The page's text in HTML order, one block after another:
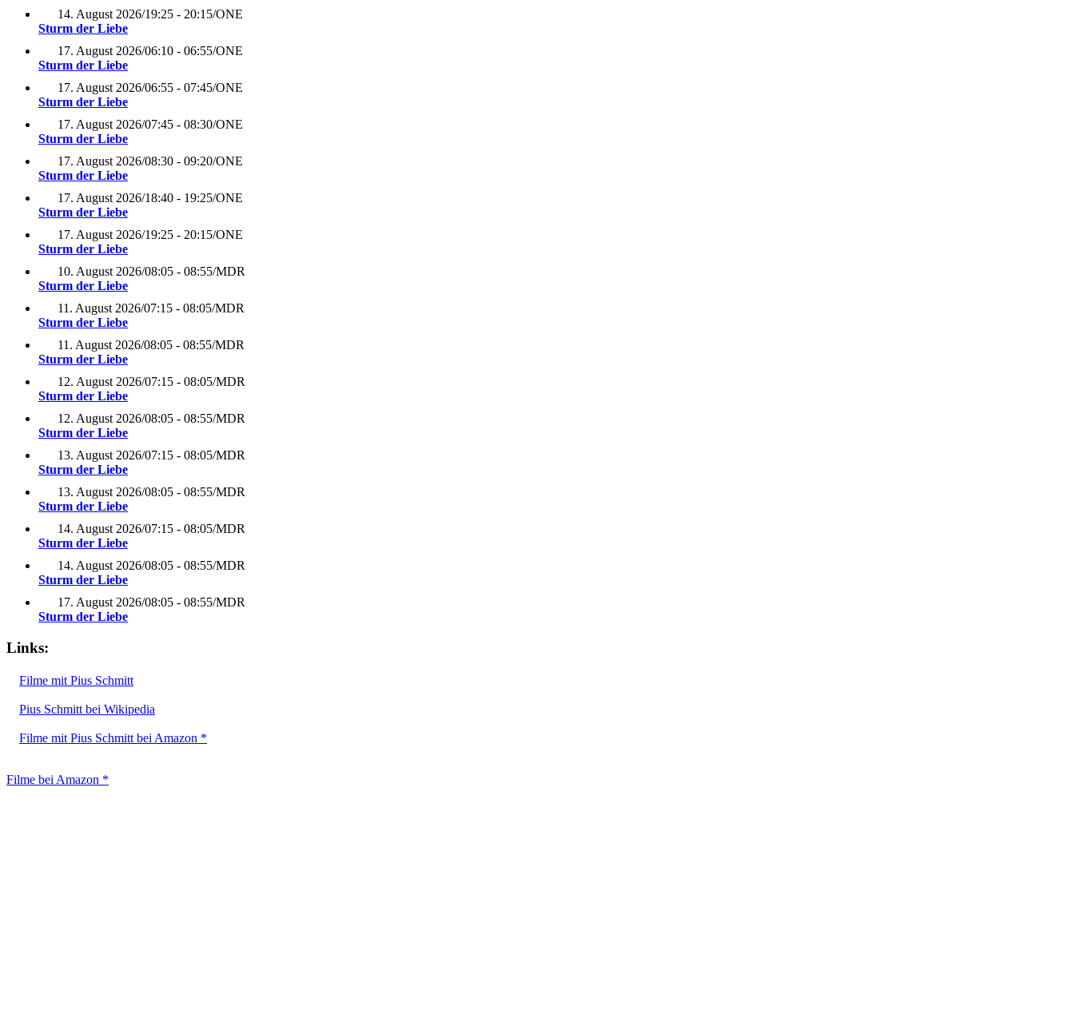
14. August 2026/19:25 - 20:15/ONE
Sturm der Liebe
17. August 2026/06:10 - 06:55/ONE
Sturm der Liebe
17. August 2026/06:55 - 07:45/ONE
Sturm der Liebe
17. August 2026/07:45 - 08:30/ONE
Sturm der Liebe
17. August 2026/08:30 - 09:20/ONE
Sturm der Liebe
17. August 2026/18:40 - 19:25/ONE
Sturm der Liebe
17. August 2026/19:25 - 20:15/ONE
Sturm der Liebe
10. August 2026/08:05 - 08:55/MDR
Sturm der Liebe
11. August 2026/07:15 - 08:05/MDR
Sturm der Liebe
11. August 2026/08:05 - 08:55/MDR
Sturm der Liebe
12. August 2026/07:15 - 08:05/MDR
Sturm der Liebe
12. August 2026/08:05 - 08:55/MDR
Sturm der Liebe
13. August 2026/07:15 - 08:05/MDR
Sturm der Liebe
13. August 2026/08:05 - 08:55/MDR
Sturm der Liebe
14. August 2026/07:15 - 08:05/MDR
Sturm der Liebe
14. August 2026/08:05 - 08:55/MDR
Sturm der Liebe
17. August 2026/08:05 - 08:55/MDR
Sturm der Liebe
Links:
Filme mit Pius Schmitt
Pius Schmitt bei Wikipedia
Filme mit Pius Schmitt bei Amazon *
Filme bei Amazon *